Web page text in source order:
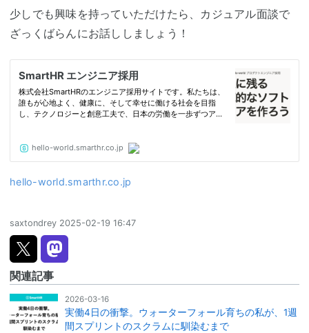
少しでも興味を持っていただけたら、カジュアル面談で
ざっくばらんにお話ししましょう！
hello-world.smarthr.co.jp
saxtondrey 2025-02-19 16:47
関連記事
2026-03-16
実働4日の衝撃。ウォーターフォール育ちの私が、1週
間スプリントのスクラムに馴染むまで